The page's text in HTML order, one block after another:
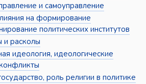
и самоуправление
на формирование
политических институтов
и расколы
идеология, идеологические
роль религии в политике